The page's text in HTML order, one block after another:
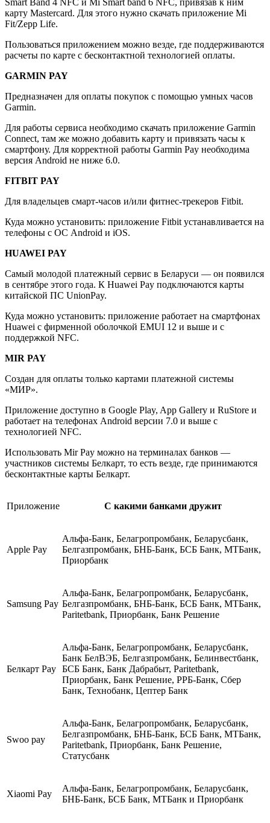
карту Mastercard. Для этого нужно скачать приложение Mi
Fit/Zepp Life.
Пользоваться приложением можно везде, где поддерживаются
расчеты по карте с бесконтактной технологией оплаты.
GARMIN PAY
Предназначен для оплаты покупок с помощью умных часов
Garmin.
Для работы сервиса необходимо скачать приложение Garmin
Connect, там же можно добавить карту и привязать часы к
смартфону. Для корректной работы Garmin Pay необходима
версия Android не ниже 6.0.
FITBIT PAY
Для владельцев смарт-часов и/или фитнес-трекеров Fitbit.
Куда можно установить: приложение Fitbit устанавливается на
телефоны с ОС Android и iOS.
HUAWEI PAY
Самый молодой платежный сервис в Беларуси — он появился
в сентябре этого года. К Huawei Pay подключаются карты
китайской ПС UnionPay.
Куда можно установить: приложение работает на смартфонах
Huawei с фирменной оболочкой EMUI 12 и выше и с
поддержкой NFC.
MIR PAY
Создан для оплаты только картами платежной системы
«МИР».
Приложение доступно в Google Play, App Gallery и RuStore и
работает на телефонах Android версии 7.0 и выше c
технологией NFC.
Использовать Mir Pay можно на терминалах банков —
участников системы Белкарт, то есть везде, где принимаются
бесконтактные карты Белкарт.
Приложение С какими банками дружит
Apple Pay
Альфа-Банк, Белагропромбанк, Беларусбанк,
Белгазпромбанк, БНБ-Банк, БСБ Банк, МТБанк,
Приорбанк
Samsung Pay
Альфа-Банк, Белагропромбанк, Беларусбанк,
Белгазпромбанк, БНБ-Банк, БСБ Банк, МТБанк,
Paritetbank, Приорбанк, Банк Решение
Белкарт Pay
Альфа-Банк, Белагропромбанк, Беларусбанк,
Банк БелВЭБ, Белгазпромбанк, Белинвестбанк,
БСБ Банк, Банк Дабрабыт, Paritetbank,
Приорбанк, Банк Решение, РРБ-Банк, Сбер
Банк, Технобанк, Цептер Банк
Swoo pay
Альфа-Банк, Белагропромбанк, Беларусбанк,
Белгазпромбанк, БНБ-Банк, БСБ Банк, МТБанк,
Paritetbank, Приорбанк, Банк Решение,
Статусбанк
Xiaomi Pay
Альфа-Банк, Белагропромбанк, Беларусбанк,
БНБ-Банк, БСБ Банк, МТБанк и Приорбанк